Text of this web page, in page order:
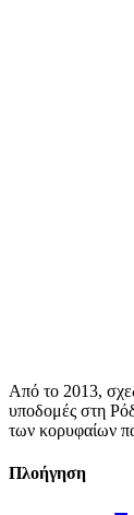
Από το 2013,
υποδομές στη
των κορυφαίων
Πλοήγηση